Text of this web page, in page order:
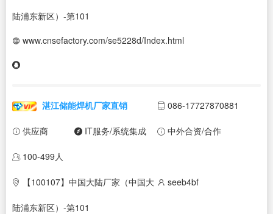
陆浦东新区）-第101
www.cnsefactory.com/se5228d/Index.html
湛江储能焊机厂家直销 086-17727870881
供应商 IT服务/系统集成 中外合资/合作
100-499人
【100107】中国大陆厂家（中国大
陆浦东新区）-第101
seeb4bf